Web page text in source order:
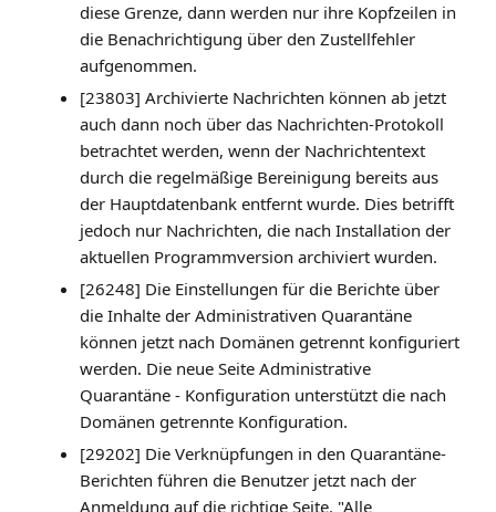
diese Grenze, dann werden nur ihre Kopfzeilen in
die Benachrichtigung über den Zustellfehler
aufgenommen.
[23803] Archivierte Nachrichten können ab jetzt
auch dann noch über das Nachrichten-Protokoll
betrachtet werden, wenn der Nachrichtentext
durch die regelmäßige Bereinigung bereits aus
der Hauptdatenbank entfernt wurde. Dies betrifft
jedoch nur Nachrichten, die nach Installation der
aktuellen Programmversion archiviert wurden.
[26248] Die Einstellungen für die Berichte über
die Inhalte der Administrativen Quarantäne
können jetzt nach Domänen getrennt konfiguriert
werden. Die neue Seite Administrative
Quarantäne - Konfiguration unterstützt die nach
Domänen getrennte Konfiguration.
[29202] Die Verknüpfungen in den Quarantäne-
Berichten führen die Benutzer jetzt nach der
Anmeldung auf die richtige Seite. "Alle